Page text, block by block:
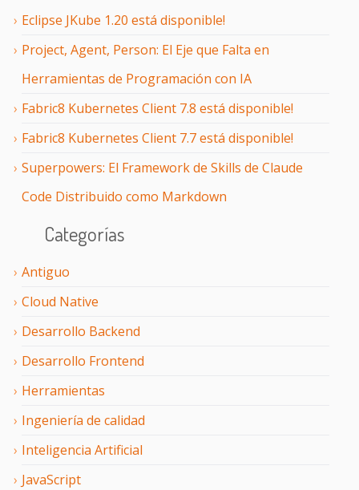
Eclipse JKube 1.20 está disponible!
Project, Agent, Person: El Eje que Falta en
Herramientas de Programación con IA
Fabric8 Kubernetes Client 7.8 está disponible!
Fabric8 Kubernetes Client 7.7 está disponible!
Superpowers: El Framework de Skills de Claude
Code Distribuido como Markdown
Categorías
Antiguo
Cloud Native
Desarrollo Backend
Desarrollo Frontend
Herramientas
Ingeniería de calidad
Inteligencia Artificial
JavaScript